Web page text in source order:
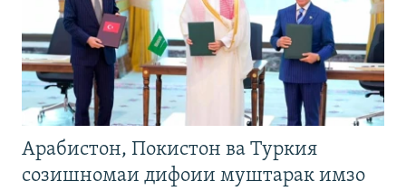
Арабистон, Покистон ва Туркия
созишномаи дифоии муштарак имзо